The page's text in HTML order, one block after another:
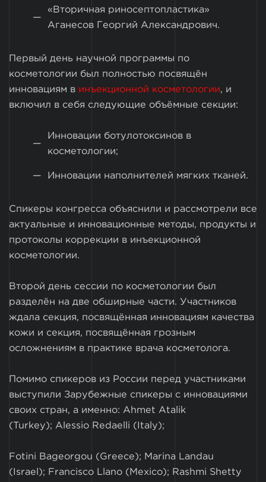
«Вторичная риносептопластика»
Аганесов Георгий Александрович.
Первый день научной программы по
косметологии был полностью посвящён
инновациям в инъекционной косметологии, и
включил в себя следующие объёмные секции:
Инновации ботулотоксинов в
косметологии;
Инновации наполнителей мягких тканей.
Спикеры конгресса объяснили и рассмотрели все
актуальные и инновационные методы, продукты и
протоколы коррекции в инъекционной
косметологии.
Второй день сессии по косметологии был
разделён на две обширные части. Участников
ждала секция, посвящённая инновациям качества
кожи и секция, посвящённая грозным
осложнениям в практике врача косметолога.
Помимо спикеров из России перед участниками
выступили Зарубежные спикеры с инновациями
своих стран, а именно: Ahmet Atalik
(Turkey); Alessio Redaelli (Italy);
Fotini Bageorgou (Greece); Marina Landau
(Israel); Francisco Llano (Mexico); Rashmi Shetty